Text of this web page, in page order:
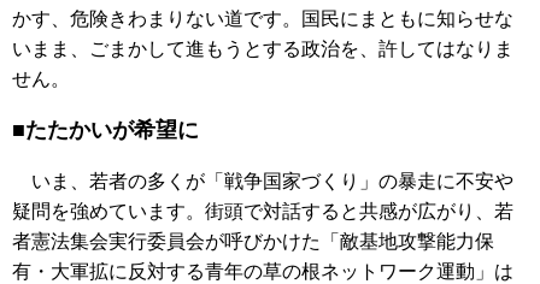
かす、危険きわまりない道です。国民にまともに知らせな
いまま、ごまかして進もうとする政治を、許してはなりま
せん。
■たたかいが希望に
いま、若者の多くが「戦争国家づくり」の暴走に不安や
疑問を強めています。街頭で対話すると共感が広がり、若
者憲法集会実行委員会が呼びかけた「敵基地攻撃能力保
有・大軍拡に反対する青年の草の根ネットワーク運動」は